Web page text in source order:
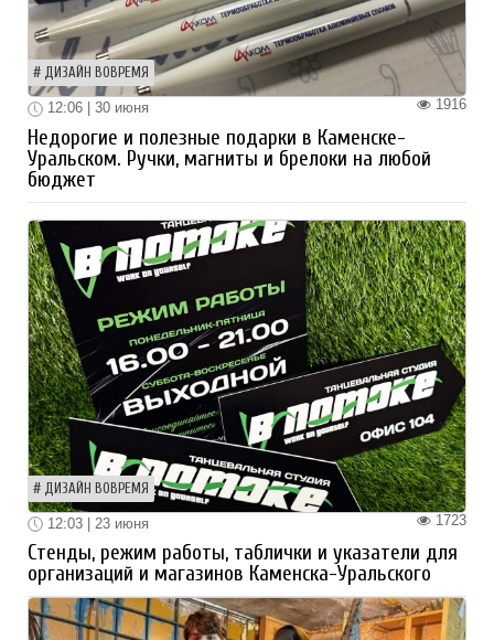
ДИЗАЙН ВОВРЕМЯ
1916
12:06 | 30 июня
Недорогие и полезные подарки в Каменске-
Уральском. Ручки, магниты и брелоки на любой
бюджет
ДИЗАЙН ВОВРЕМЯ
1723
12:03 | 23 июня
Стенды, режим работы, таблички и указатели для
организаций и магазинов Каменска-Уральского